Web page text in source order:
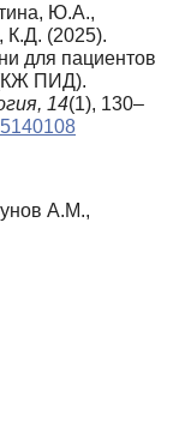
Ю.А.,
(2025).
для пациентов
ПИД).
14(1), 130–
А.М.,